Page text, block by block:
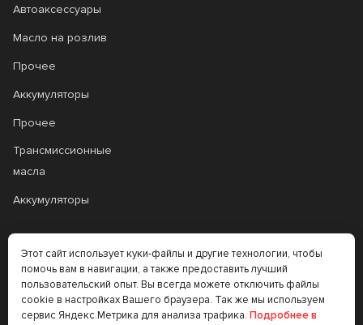
Автоаксессуары
Масло на розлив
Прочее
Аккумуляторы
Прочее
Трансмиссионные
масла
Аккумуляторы
+7 (383) 335-77-99
rtt@m-masel.ru
Этот сайт использует куки-файлы и другие технологии, чтобы
помочь вам в навигации, а также предоставить лучший
пользовательский опыт. Вы всегда можете отключить файлы
cookie в настройках Вашего браузера. Так же мы используем
сервис Яндекс.Метрика для анализа трафика. Подробнее в